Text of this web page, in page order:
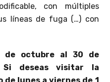
con múltiples
líneas de fuga (…) con
de octubre al 30 de
Si deseas visitar la
lunes a viernes de 1